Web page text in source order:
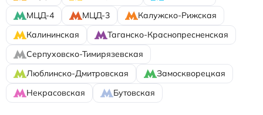
МЦД-4
МЦД-3
Калужско-Рижская
Калининская
Таганско-Краснопресненская
Серпуховско-Тимирязевская
Люблинско-Дмитровская
Замоскворецкая
Некрасовская
Бутовская